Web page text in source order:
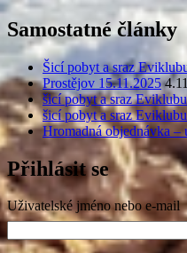
Samostatné články
Šicí pobyt a sraz
Prostějov 15.11.2025
šicí pobyt a sraz
šicí pobyt a sraz
Hromadná objednávka –
Přihlásit se
Uživatelské jméno nebo e-mail